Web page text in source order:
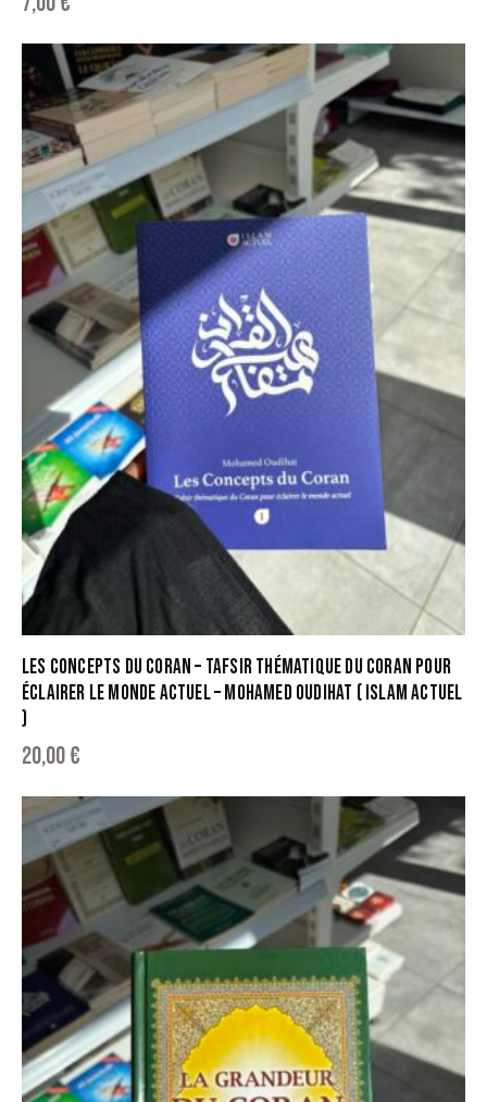
LES CONCEPTS DU CORAN – TAFSIR THÉMATIQUE DU CORAN POUR
ÉCLAIRER LE MONDE ACTUEL – MOHAMED OUDIHAT ( ISLAM ACTUEL
)
20,00€